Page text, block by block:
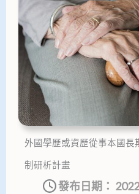
外國學歷或資歷從事本國長
制研析計畫
發布日期：